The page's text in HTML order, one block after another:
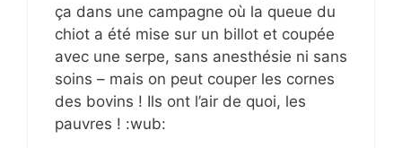
ça dans une campagne où la queue du
chiot a été mise sur un billot et coupée
avec une serpe, sans anesthésie ni sans
soins – mais on peut couper les cornes
des bovins ! Ils ont l’air de quoi, les
pauvres ! :wub: